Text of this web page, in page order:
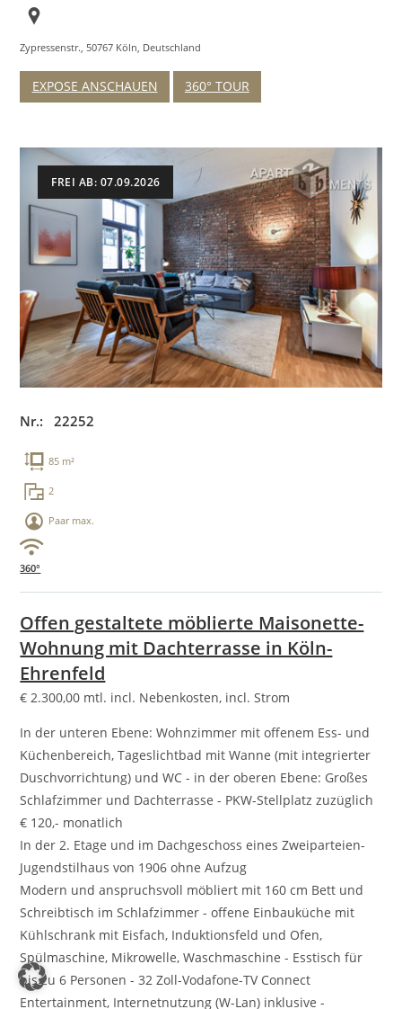
Zypressenstr., 50767 Köln, Deutschland
EXPOSE ANSCHAUEN 360° TOUR
FREI AB: 07.09.2026
Nr.: 22252
85 m²
2
Paar max.
360°
Offen gestaltete möblierte Maisonette-
Wohnung mit Dachterrasse in Köln-
Ehrenfeld
€ 2.300,00 mtl. incl. Nebenkosten, incl. Strom
In der unteren Ebene: Wohnzimmer mit offenem Ess- und
Küchenbereich, Tageslichtbad mit Wanne (mit integrierter
Duschvorrichtung) und WC - in der oberen Ebene: Großes
Schlafzimmer und Dachterrasse - PKW-Stellplatz zuzüglich
€ 120,- monatlich
In der 2. Etage und im Dachgeschoss eines Zweiparteien-
Jugendstilhaus von 1906 ohne Aufzug
Modern und anspruchsvoll möbliert mit 160 cm Bett und
Schreibtisch im Schlafzimmer - offene Einbauküche mit
Kühlschrank mit Eisfach, Induktionsfeld und Ofen,
Spülmaschine, Mikrowelle, Waschmaschine - Esstisch für
bis zu 6 Personen - 32 Zoll-Vodafone-TV Connect
Entertainment, Internetnutzung (W-Lan) inklusive -